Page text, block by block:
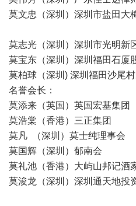
莫文忠（深圳）深圳市盐
莫志光（深圳）深圳市光明
莫宝东（深圳）深圳福田石
莫柏球（深圳) 深圳福田
名誉会长：
莫添来（英国）英国宏
莫浩棠（香港）三正
莫凡 （深圳）莫士纯理
莫国辉（深圳）
莫礼池（香港）大屿
莫浚龙（深圳）深圳通天地